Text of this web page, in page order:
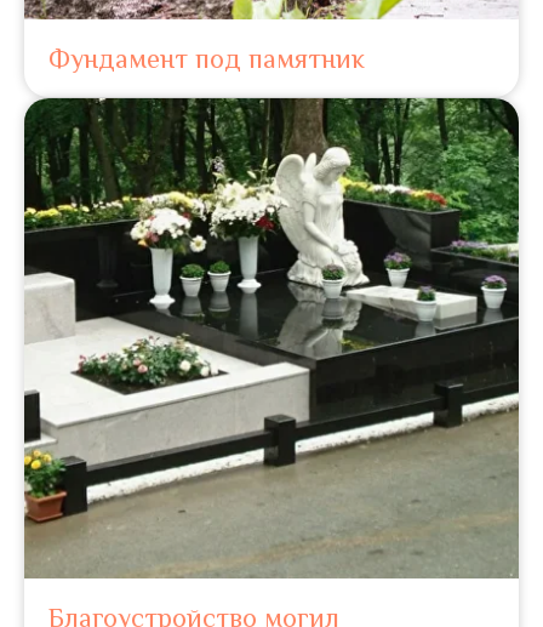
Фундамент под памятник
Благоустройство могил